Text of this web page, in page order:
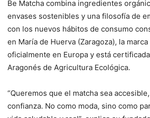
Be Matcha combina ingredientes
envases sostenibles y una filosofía de
con los nuevos hábitos de consumo
en María de Huerva (Zaragoza), la
oficialmente en Europa y está
Aragonés de Agricultura Ecológica.
“Queremos que el matcha sea
confianza. No como moda, sino como